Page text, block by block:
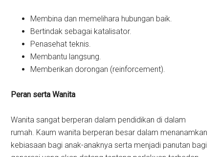
Membina dan memelihara hubungan baik.
Bertindak sebagai katalisator.
Penasehat teknis.
Membantu langsung.
Memberikan dorongan (reinforcement).
Peran serta Wanita
Wanita sangat berperan dalam pendidikan di dalam
rumah. Kaum wanita berperan besar dalam menanamkan
kebiasaan bagi anak-anaknya serta menjadi panutan bagi